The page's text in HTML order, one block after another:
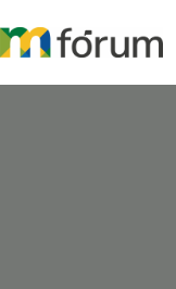
para
o